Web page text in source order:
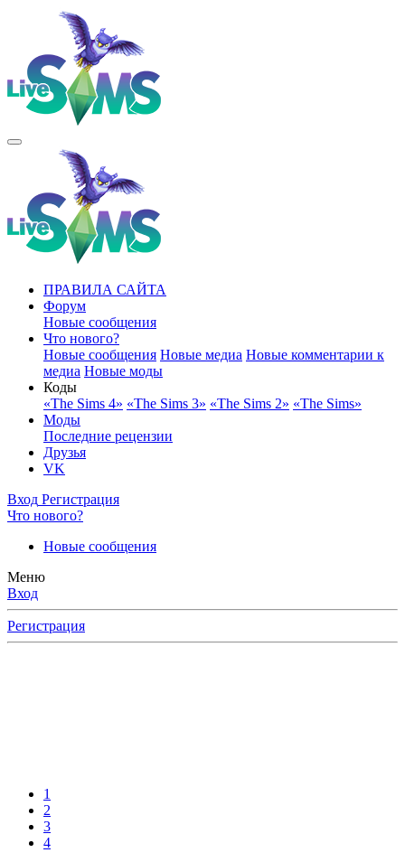
ПРАВИЛА САЙТА
Форум
Новые сообщения
Что нового?
Новые сообщения Новые медиа Новые комментарии к
медиа Новые моды
Коды
«The Sims 4» «The Sims 3» «The Sims 2» «The Sims»
Моды
Последние рецензии
Друзья
VK
Вход Регистрация
Что нового?
Новые сообщения
Меню
Вход
Регистрация
1
2
3
4